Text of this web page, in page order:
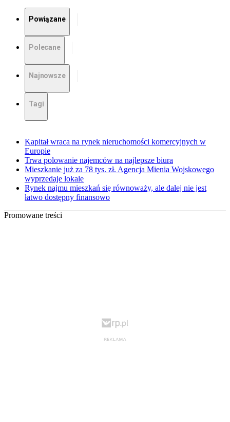
Powiązane
Polecane
Najnowsze
Tagi
Kapitał wraca na rynek nieruchomości komercyjnych w
Europie
Trwa polowanie najemców na najlepsze biura
Mieszkanie już za 78 tys. zł. Agencja Mienia Wojskowego
wyprzedaje lokale
Rynek najmu mieszkań się równoważy, ale dalej nie jest
łatwo dostępny finansowo
Promowane treści